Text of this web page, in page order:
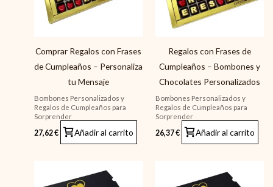
Comprar Regalos con Frases
de Cumpleaños – Personaliza
tu Mensaje
Bombones Personalizados y
Regalos de Cumpleaños para
Sorprender
27,62€ Añadir al carrito
Regalos con Frases de
Cumpleaños – Bombones y
Chocolates Personalizados
Bombones Personalizados y
Regalos de Cumpleaños para
Sorprender
26,37€ Añadir al carrito